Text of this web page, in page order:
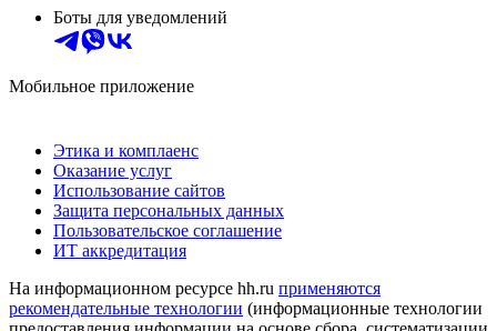
Боты для уведомлений
Мобильное приложение
Этика и комплаенс
Оказание услуг
Использование сайтов
Защита персональных данных
Пользовательское соглашение
ИТ аккредитация
На информационном ресурсе hh.ru применяются
рекомендательные технологии (информационные технологии